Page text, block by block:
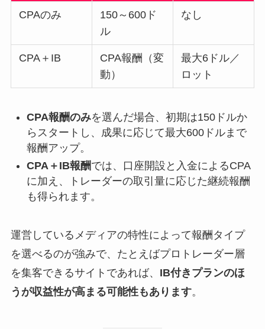
CPAのみ
150～600ド
ル
なし
CPA＋IB
CPA報酬（変
動）
最大6ドル／
ロット
CPA報酬のみを選んだ場合、初期は150ドルか
らスタートし、成果に応じて最大600ドルまで
報酬アップ。
CPA＋IB報酬では、口座開設と入金によるCPA
に加え、トレーダーの取引量に応じた継続報酬
も得られます。
運営しているメディアの特性によって報酬タイプ
を選べるのが強みで、たとえばプロトレーダー層
を集客できるサイトであれば、 IB付きプランのほ
うが収益性が高まる可能性もあります。